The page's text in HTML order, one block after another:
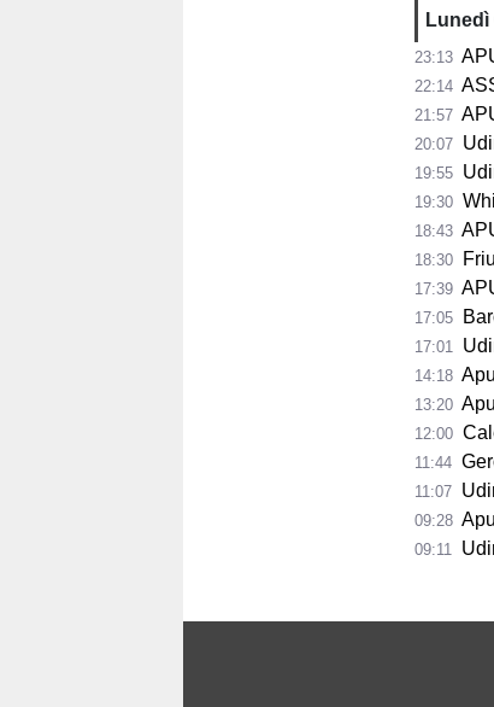
Lunedì
23:13
22:14
21:57
20:07
19:55
19:30
18:43
18:30
17:39
17:05
17:01
14:18 Apu
13:20 Apu
12:00
11:44
11:07
09:28
09:11